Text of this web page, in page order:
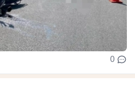
0